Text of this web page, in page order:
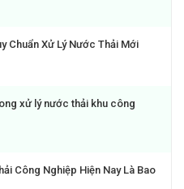
Chuẩn Xử Lý Nước Thải Mới
xử lý nước thải khu công
Công Nghiệp Hiện Nay Là Bao